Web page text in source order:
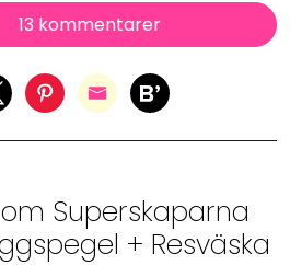
13 kommentarer
Superskaparna
+ Resväska